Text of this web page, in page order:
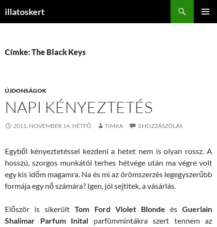
illatoskert
Címke: The Black Keys
ÚJDONSÁGOK
NAPI KÉNYEZTETÉS
2011. NOVEMBER 14. HÉTFŐ TIMKA 3 HOZZÁSZÓLÁS
Egyből kényeztetéssel kezdeni a hetet nem is olyan rossz. A
hosszú, szorgos munkától terhes hétvége után ma végre volt
egy kis időm magamra. Na és mi az örömszerzés legegyszerűbb
formája egy nő számára? Igen, jól sejtitek, a vásárlás.
Először is sikerültTom Ford Violet Blonde és Guerlain
Shalimar Parfum Inital parfümmintákra szert tennem az